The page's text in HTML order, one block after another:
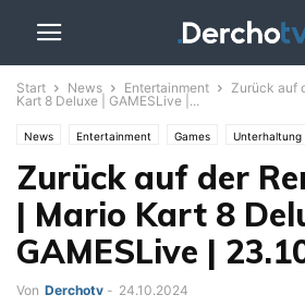
Start News Entertainment
Zurück auf
Kart 8 Deluxe | GAMESLive |...
News Entertainment Games Unterhaltung
Zurück auf der
| Mario Kart 8
GAMESLive |
Von Derchotv - 24.10.2024